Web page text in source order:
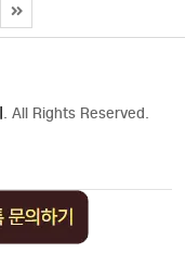
. All Rights Reserved.